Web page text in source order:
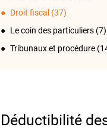
Droit fiscal (37)
Le coin des particuliers (7)
Tribunaux et procédure
Déductibilité